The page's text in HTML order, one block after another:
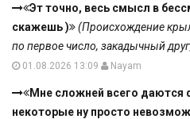
Эт точно, весь смысл в
скажешь )
(Происхождение
по первое число, закадычный
01.08.2026 13:09 Nayam
Мне сложней всего даются
некоторые ну просто